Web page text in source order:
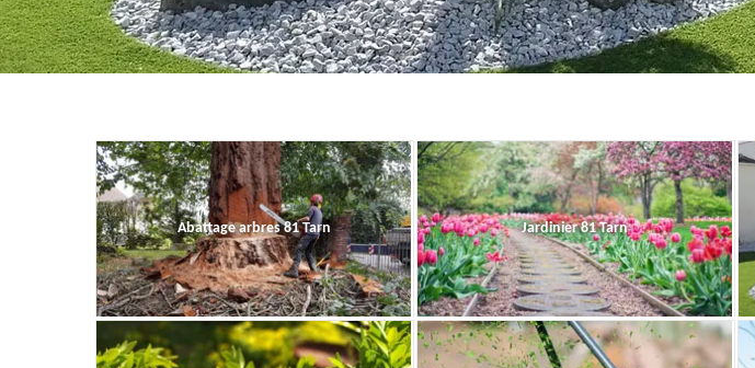
Abattage arbres 81 Tarn Jardinier 81 Tarn